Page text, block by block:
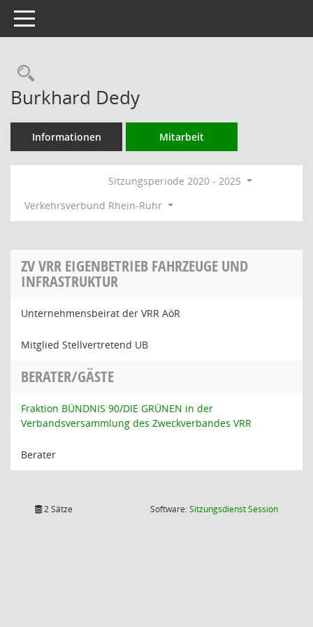
Toggle navigation
Rechercheauswahl
Burkhard Dedy
Informationen Mitarbeit
Sitzungsperiode 2020 - 2025
Verkehrsverbund Rhein-Ruhr
ZV VRR EIGENBETRIEB FAHRZEUGE UND
INFRASTRUKTUR
Unternehmensbeirat der VRR AöR
Mitglied Stellvertretend UB
BERATER/GÄSTE
Fraktion BÜNDNIS 90/DIE GRÜNEN in der
Verbandsversammlung des Zweckverbandes VRR
Berater
2 Sätze Software:SitzungsdienstSession(Wird in